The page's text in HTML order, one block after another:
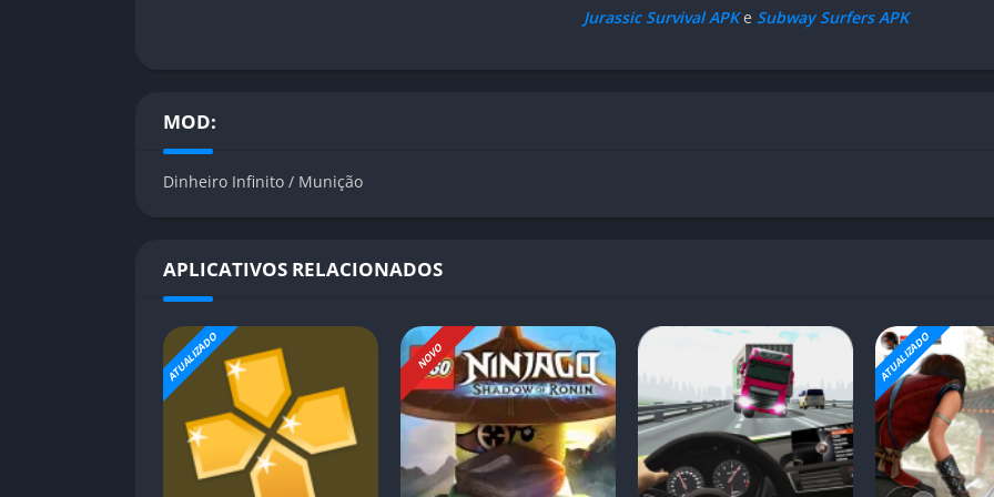
Jurassic Survival APKe Subway Surfers APK
MOD:
Dinheiro Infinito / Munição
APLICATIVOS RELACIONADOS
ATUALIZADO NOVO ATUALIZADO